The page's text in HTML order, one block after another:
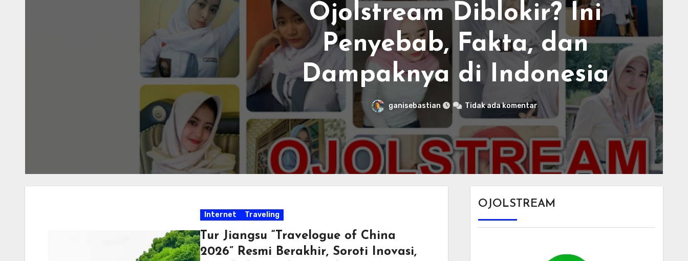
Ojolstream Diblokir? Ini
Penyebab, Fakta, dan
Dampaknya di Indonesia
ganisebastian Tidak ada komentar
Internet Traveling
Tur Jiangsu “Travelogue of China
2026” Resmi Berakhir, Soroti Inovasi,
OJOLSTREAM